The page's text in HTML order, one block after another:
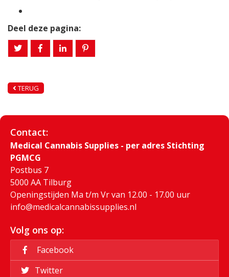
Deel deze pagina:
TERUG
Contact:
Medical Cannabis Supplies - per adres Stichting
PGMCG
Postbus 7
5000 AA Tilburg
Openingstijden Ma t/m Vr van 12.00 - 17.00 uur
info@medicalcannabissupplies.nl
Volg ons op:
Facebook
Twitter